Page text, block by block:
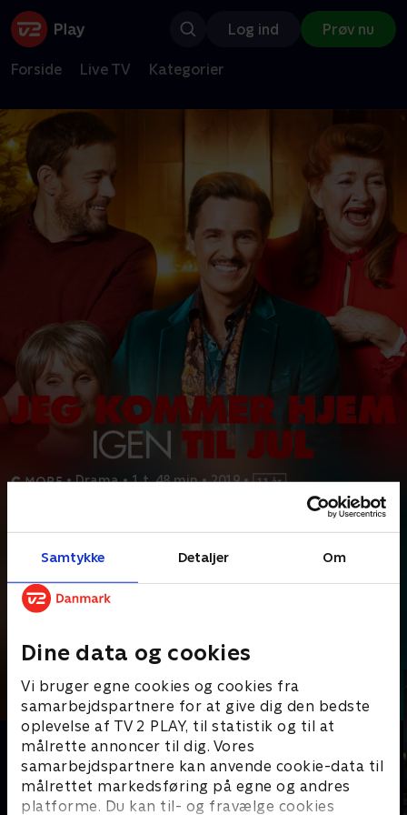
Samtykke Detaljer Om
Dine data og cookies
Vi bruger egne cookies og cookies fra
samarbejdspartnere for at give dig den bedste
oplevelse af TV 2 PLAY, til statistik og til at
målrette annoncer til dig. Vores
samarbejdspartnere kan anvende cookie-data til
målrettet markedsføring på egne og andres
platforme. Du kan til- og fravælge cookies
Log ind Prøv nu
Forside Live TV Kategorier
• Drama • 1 t. 48 min • 2019 •
En verdensstjerne besøger sit barndomshjem ved juletid og
overtales til at deltage i den årlige julekoncert, hvor
Prøv TV 2 Play*
*Kræver pakken Basis. Administrer dit abonnement på Mit TV 2.
Andre så også